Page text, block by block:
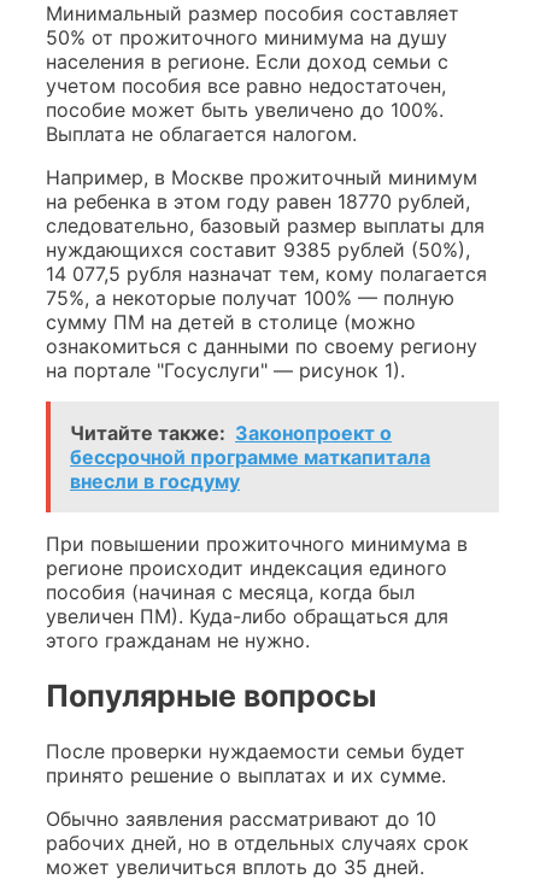
Минимальный размер пособия составляет
50% от прожиточного минимума на душу
населения в регионе. Если доход семьи с
учетом пособия все равно недостаточен,
пособие может быть увеличено до 100%.
Выплата не облагается налогом.
Например, в Москве прожиточный минимум
на ребенка в этом году равен 18770 рублей,
следовательно, базовый размер выплаты для
нуждающихся составит 9385 рублей (50%),
14 077,5 рубля назначат тем, кому полагается
75%, а некоторые получат 100% — полную
сумму ПМ на детей в столице (можно
ознакомиться с данными по своему региону
на портале "Госуслуги" — рисунок 1).
Читайте также: Законопроект о
бессрочной программе маткапитала
внесли в госдуму
При повышении прожиточного минимума в
регионе происходит индексация единого
пособия (начиная с месяца, когда был
увеличен ПМ). Куда-либо обращаться для
этого гражданам не нужно.
Популярные вопросы
После проверки нуждаемости семьи будет
принято решение о выплатах и их сумме.
Обычно заявления рассматривают до 10
рабочих дней, но в отдельных случаях срок
может увеличиться вплоть до 35 дней.